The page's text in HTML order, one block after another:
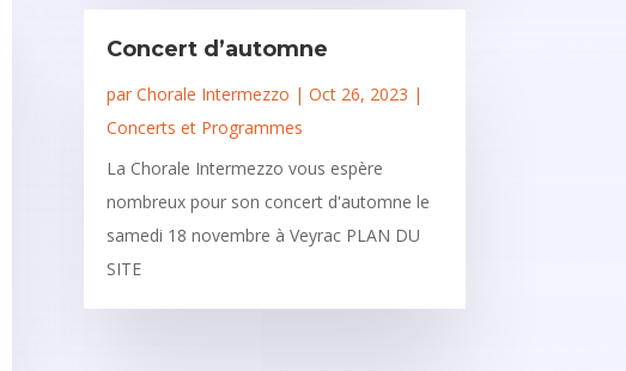
Concert d’automne
par Chorale Intermezzo | Oct 26, 2023 |
Concerts et Programmes
La Chorale Intermezzo vous espère
nombreux pour son concert d'automne le
samedi 18 novembre à Veyrac PLAN DU
SITE